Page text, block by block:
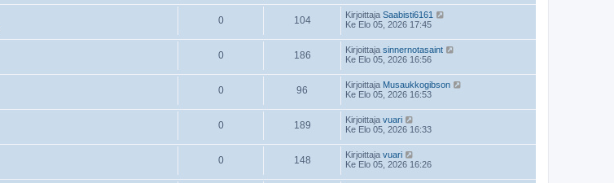
0 104 Kirjoittaja Saabisti6161
Ke Elo 05, 2026 17:45
0 186 Kirjoittaja sinnernotasaint
Ke Elo 05, 2026 16:56
0 96 Kirjoittaja Musaukkogibson
Ke Elo 05, 2026 16:53
0 189 Kirjoittaja vuari
Ke Elo 05, 2026 16:33
0 148 Kirjoittaja vuari
Ke Elo 05, 2026 16:26